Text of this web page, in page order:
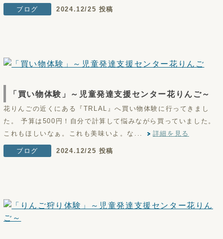
ブログ 2024.12/25 投稿
「買い物体験」～児童発達支援センター花りんご～
花りんごの近くにある『TRLAL』へ買い物体験に行ってきまし
た。 予算は500円！自分で計算して悩みながら買っていました。
これもほしいなぁ。これも美味いよ。な...
詳細を見る
ブログ 2024.12/25 投稿